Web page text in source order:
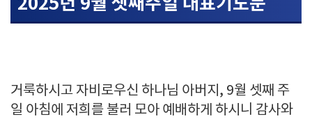
거룩하시고 자비로우신 하나님 아버지, 9월 셋째 주
일 아침에 저희를 불러 모아 예배하게 하시니 감사와